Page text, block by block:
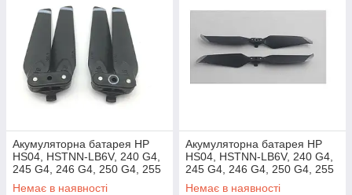
Акумуляторна батарея HP
HS04, HSTNN-LB6V, 240 G4,
245 G4, 246 G4, 250 G4, 255
G4, 256 G4
Немає в наявності
Акумуляторна батарея HP
HS04, HSTNN-LB6V, 240 G4,
245 G4, 246 G4, 250 G4, 255
G4, 256 G4
Немає в наявності